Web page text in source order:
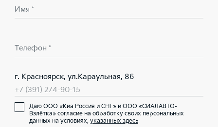
Имя *
Телефон *
г. Красноярск, ул.Караульная, 86
+7 (391) 274-90-15
Даю ООО «Киа Россия и СНГ» и ООО «СИАЛАВТО-
Взлётка» согласие на обработку своих персональных
данных на условиях, указанных здесь